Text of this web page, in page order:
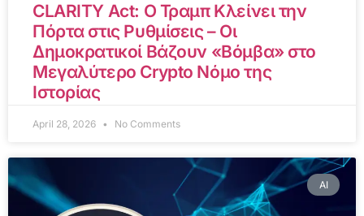
CLARITY Act: Ο Τραμπ Κλείνει την
Πόρτα στις Ρυθμίσεις – Οι
Δημοκρατικοί Βάζουν «Βόμβα» στο
Μεγαλύτερο Crypto Νόμο της
Ιστορίας
April 28, 2026 No Comments
AI